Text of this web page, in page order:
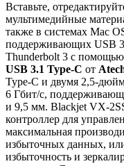
Вставьте,
мультимедийные
также в системах Mac
поддерживающих USB
Thunderbolt 3 с помощью
USB 3.1 Type-C от
Type-C и двумя 2,5-
6 Гбит/с,
и 9,5 мм. Blackjet VX-
контроллер для
максимальная
избыточных данных,
избыточность и